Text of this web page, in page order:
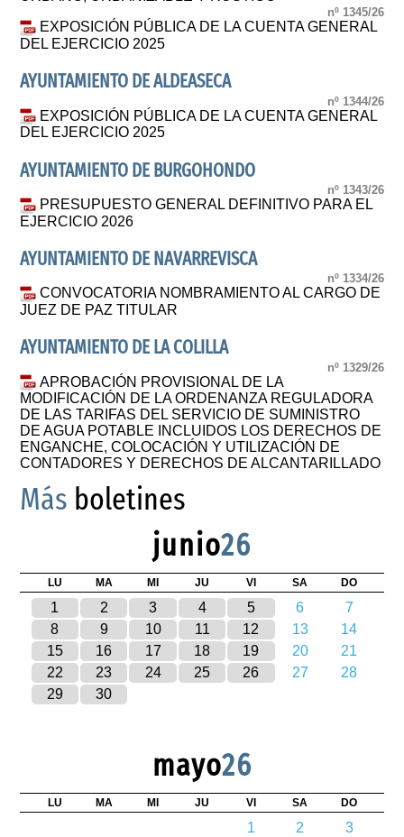
nº 1345/26
EXPOSICIÓN PÚBLICA DE LA CUENTA GENERAL
DEL EJERCICIO 2025
AYUNTAMIENTO DE ALDEASECA
nº 1344/26
EXPOSICIÓN PÚBLICA DE LA CUENTA GENERAL
DEL EJERCICIO 2025
AYUNTAMIENTO DE BURGOHONDO
nº 1343/26
PRESUPUESTO GENERAL DEFINITIVO PARA EL
EJERCICIO 2026
AYUNTAMIENTO DE NAVARREVISCA
nº 1334/26
CONVOCATORIA NOMBRAMIENTO AL CARGO DE
JUEZ DE PAZ TITULAR
AYUNTAMIENTO DE LA COLILLA
nº 1329/26
APROBACIÓN PROVISIONAL DE LA
MODIFICACIÓN DE LA ORDENANZA REGULADORA
DE LAS TARIFAS DEL SERVICIO DE SUMINISTRO
DE AGUA POTABLE INCLUIDOS LOS DERECHOS DE
ENGANCHE, COLOCACIÓN Y UTILIZACIÓN DE
CONTADORES Y DERECHOS DE ALCANTARILLADO
Más boletines
junio26
LU MA MI JU VI SA DO
1 2 3 4 5 6
7
8
9 10 11 12 13
14
15
16 17 18 19 20
21
22
23 24 25 26 27
28
29
30
mayo26
LU MA MI JU VI SA DO
1 2
3